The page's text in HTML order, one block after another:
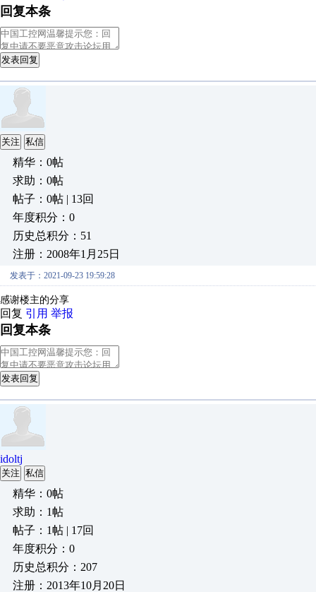
回复本条
发表回复
关注 私信
精华：0帖
求助：0帖
帖子：0帖 | 13回
年度积分：0
历史总积分：51
注册：2008年1月25日
发表于：2021-09-23 19:59:28
感谢楼主的分享
回复 引用 举报
回复本条
发表回复
idoltj
关注 私信
精华：0帖
求助：1帖
帖子：1帖 | 17回
年度积分：0
历史总积分：207
注册：2013年10月20日